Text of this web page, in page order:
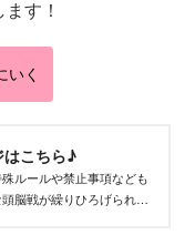
す！
いく
はこちら♪
ルールや禁止事項なども
脳戦が繰りひろげられ